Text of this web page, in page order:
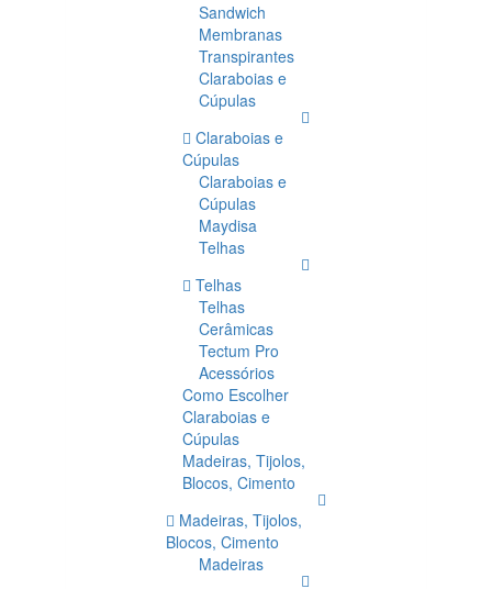
Sandwich
Membranas
Transpirantes
Claraboias e
Cúpulas
Claraboias e
Cúpulas
Claraboias e
Cúpulas
Maydisa
Telhas
Telhas
Telhas
Cerâmicas
Tectum Pro
Acessórios
Como Escolher
Claraboias e
Cúpulas
Madeiras, Tijolos,
Blocos, Cimento
Madeiras, Tijolos,
Blocos, Cimento
Madeiras